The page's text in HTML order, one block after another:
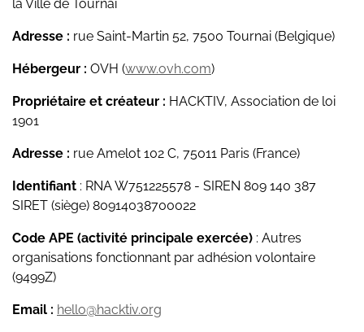
la Ville de Tournai
Adresse : rue Saint-Martin 52, 7500 Tournai (Belgique)
Hébergeur : OVH (www.ovh.com)
Propriétaire et créateur : HACKTIV, Association de loi
1901
Adresse : rue Amelot 102 C, 75011 Paris (France)
Identifiant : RNA W751225578 - SIREN 809 140 387
SIRET (siège) 80914038700022
Code APE (activité principale exercée) : Autres
organisations fonctionnant par adhésion volontaire
(9499Z)
Email : hello@hacktiv.org